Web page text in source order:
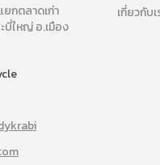
กตลาดเก่า
บี่ใหญ่ อ.เมือง
เกี่ยวกับเ